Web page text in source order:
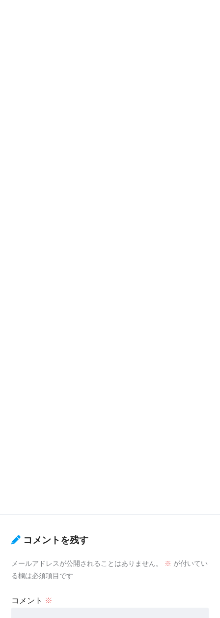
コメントを残す
メールアドレスが公開されることはありません。 ※ が付いてい
る欄は必須項目です
コメント ※